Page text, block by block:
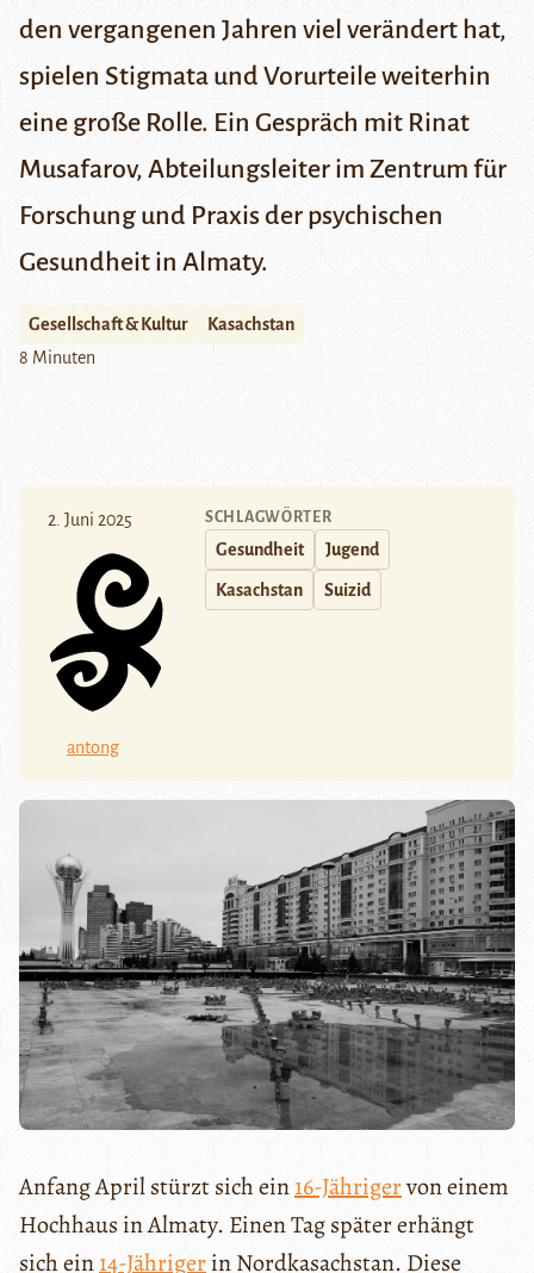
den vergangenen Jahren viel verändert hat,
spielen Stigmata und Vorurteile weiterhin
eine große Rolle. Ein Gespräch mit Rinat
Musafarov, Abteilungsleiter im Zentrum für
Forschung und Praxis der psychischen
Gesundheit in Almaty.
Gesellschaft & Kultur
Kasachstan
8 Minuten
2. Juni 2025
antong
SCHLAGWÖRTER
Gesundheit Jugend
Kasachstan Suizid
Anfang April stürzt sich ein16-Jährigervon einem
Hochhaus in Almaty. Einen Tag später erhängt
sich ein14-Jährigerin Nordkasachstan. Diese